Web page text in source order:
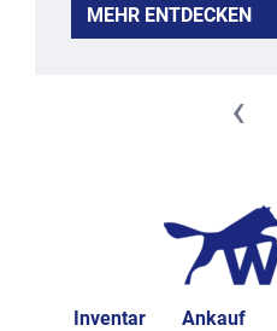
MEHR ENTDECKEN
‹
Inventar Ankauf